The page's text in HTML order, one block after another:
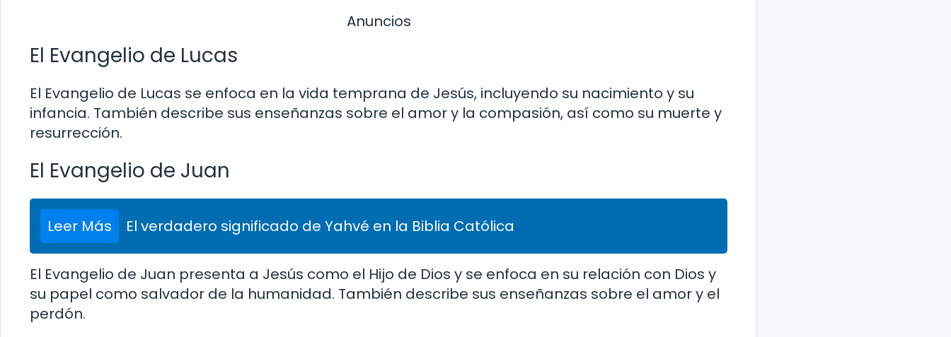
Anuncios
El Evangelio de Lucas
El Evangelio de Lucas se enfoca en la vida temprana de Jesús, incluyendo su nacimiento y su
infancia. También describe sus enseñanzas sobre el amor y la compasión, así como su muerte y
resurrección.
El Evangelio de Juan
Leer Más El verdadero significado de Yahvé en la Biblia Católica
El Evangelio de Juan presenta a Jesús como el Hijo de Dios y se enfoca en su relación con Dios y
su papel como salvador de la humanidad. También describe sus enseñanzas sobre el amor y el
perdón.